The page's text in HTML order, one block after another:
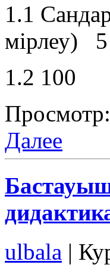
1.1
мірлеу) 5
1.2 100
Далее
ulbala |